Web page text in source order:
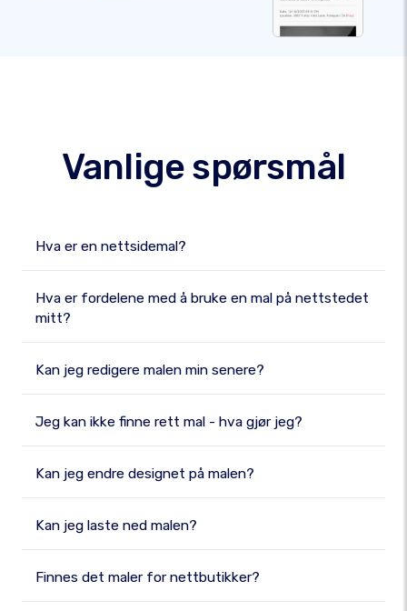
Vanlige spørsmål
Hva er en nettsidemal?
Hva er fordelene med å bruke en mal på nettstedet
mitt?
Kan jeg redigere malen min senere?
Jeg kan ikke finne rett mal - hva gjør jeg?
Kan jeg endre designet på malen?
Kan jeg laste ned malen?
Finnes det maler for nettbutikker?